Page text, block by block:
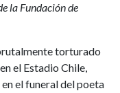
la Fundación de
torturado
el Estadio Chile,
el funeral del poeta